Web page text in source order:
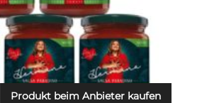
Produkt beim Anbieter kaufen